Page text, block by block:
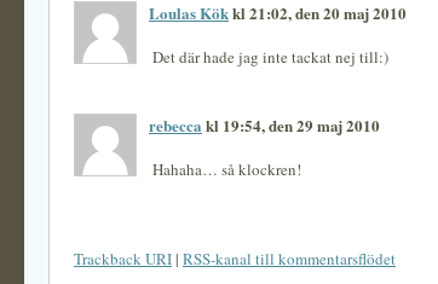
Loulas Kökkl 21:02, den 20 maj 2010
Det där hade jag inte tackat nej till:)
rebecca kl 19:54, den 29 maj 2010
Hahaha… så klockren!
Trackback URI| RSS-kanal till kommentarsflödet